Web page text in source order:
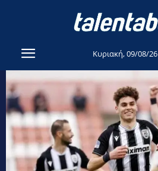
Κυριακή, 09/08/26